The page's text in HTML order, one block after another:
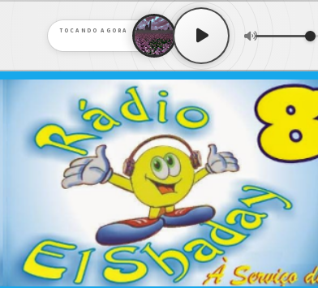
TOCANDO AGORA